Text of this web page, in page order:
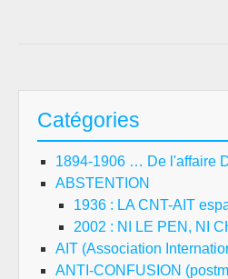
Catégories
1894-1906 … De l'affaire
ABSTENTION
1936 : LA CNT-AIT
2002 : NI LE PEN, NI
AIT (Association
ANTI-CONFUSION